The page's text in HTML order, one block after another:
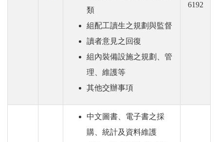
類
組配工讀生之規劃與監督
讀者意見之回復
組內裝備設施之規劃、管
理、維護等
其他交辦事項
6192
中文圖書、電子書之採
購、統計及資料維護